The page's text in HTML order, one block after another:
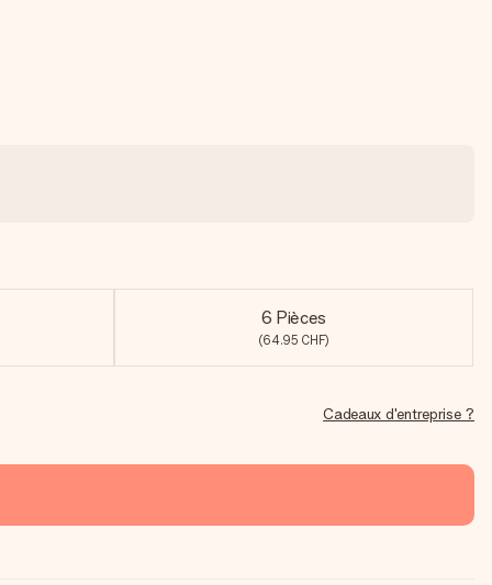
6 Pièces
(64.95 CHF)
Cadeaux d'entreprise ?